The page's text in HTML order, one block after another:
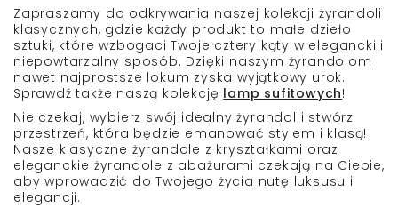
Zapraszamy do odkrywania naszej kolekcji żyrandoli
klasycznych, gdzie każdy produkt to małe dzieło
sztuki, które wzbogaci Twoje cztery kąty w elegancki i
niepowtarzalny sposób. Dzięki naszym żyrandolom
nawet najprostsze lokum zyska wyjątkowy urok.
Sprawdź także naszą kolekcję lamp sufitowych!
Nie czekaj, wybierz swój idealny żyrandol i stwórz
przestrzeń, która będzie emanować stylem i klasą!
Nasze klasyczne żyrandole z kryształkami oraz
eleganckie żyrandole z abażurami czekają na Ciebie,
aby wprowadzić do Twojego życia nutę luksusu i
elegancji.